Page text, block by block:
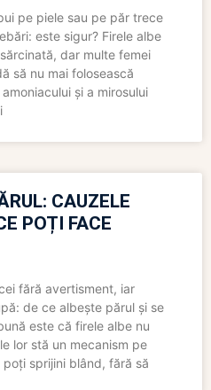
pe piele sau pe păr trece
este sigur? Firele albe
dar multe femei
să nu mai folosească
și a mirosului
CAUZELE
POȚI FACE
fără avertisment, iar
de ce albește părul și se
este că firele albe nu
lor stă un mecanism pe
sprijini blând, fără să